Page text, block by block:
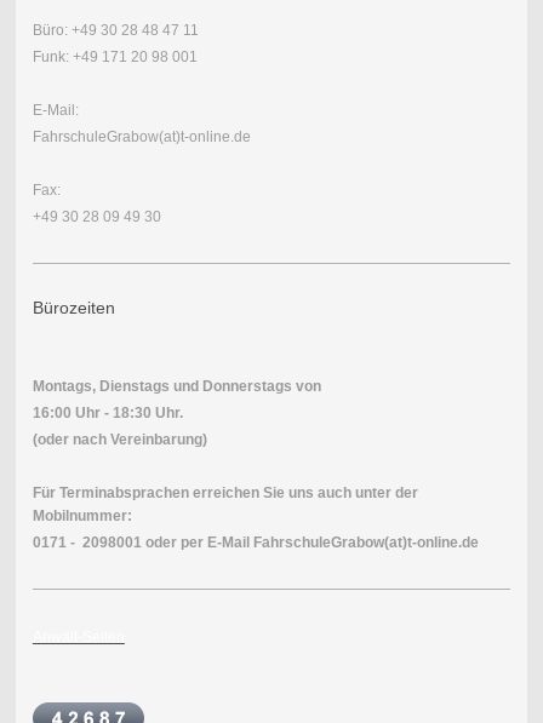
Büro: +49 30 28 48 47 11
Funk: +49 171 20 98 001
E-Mail:
FahrschuleGrabow(at)t-online.de
Fax:
+49 30 28 09 49 30
Bürozeiten
Montags, Dienstags und Donnerstags von
16:00 Uhr - 18:30 Uhr.
(oder nach Vereinbarung)
Für Terminabsprachen erreichen Sie uns auch unter der
Mobilnummer:
0171 - 2098001 oder per E-Mail FahrschuleGrabow(at)t-online.de